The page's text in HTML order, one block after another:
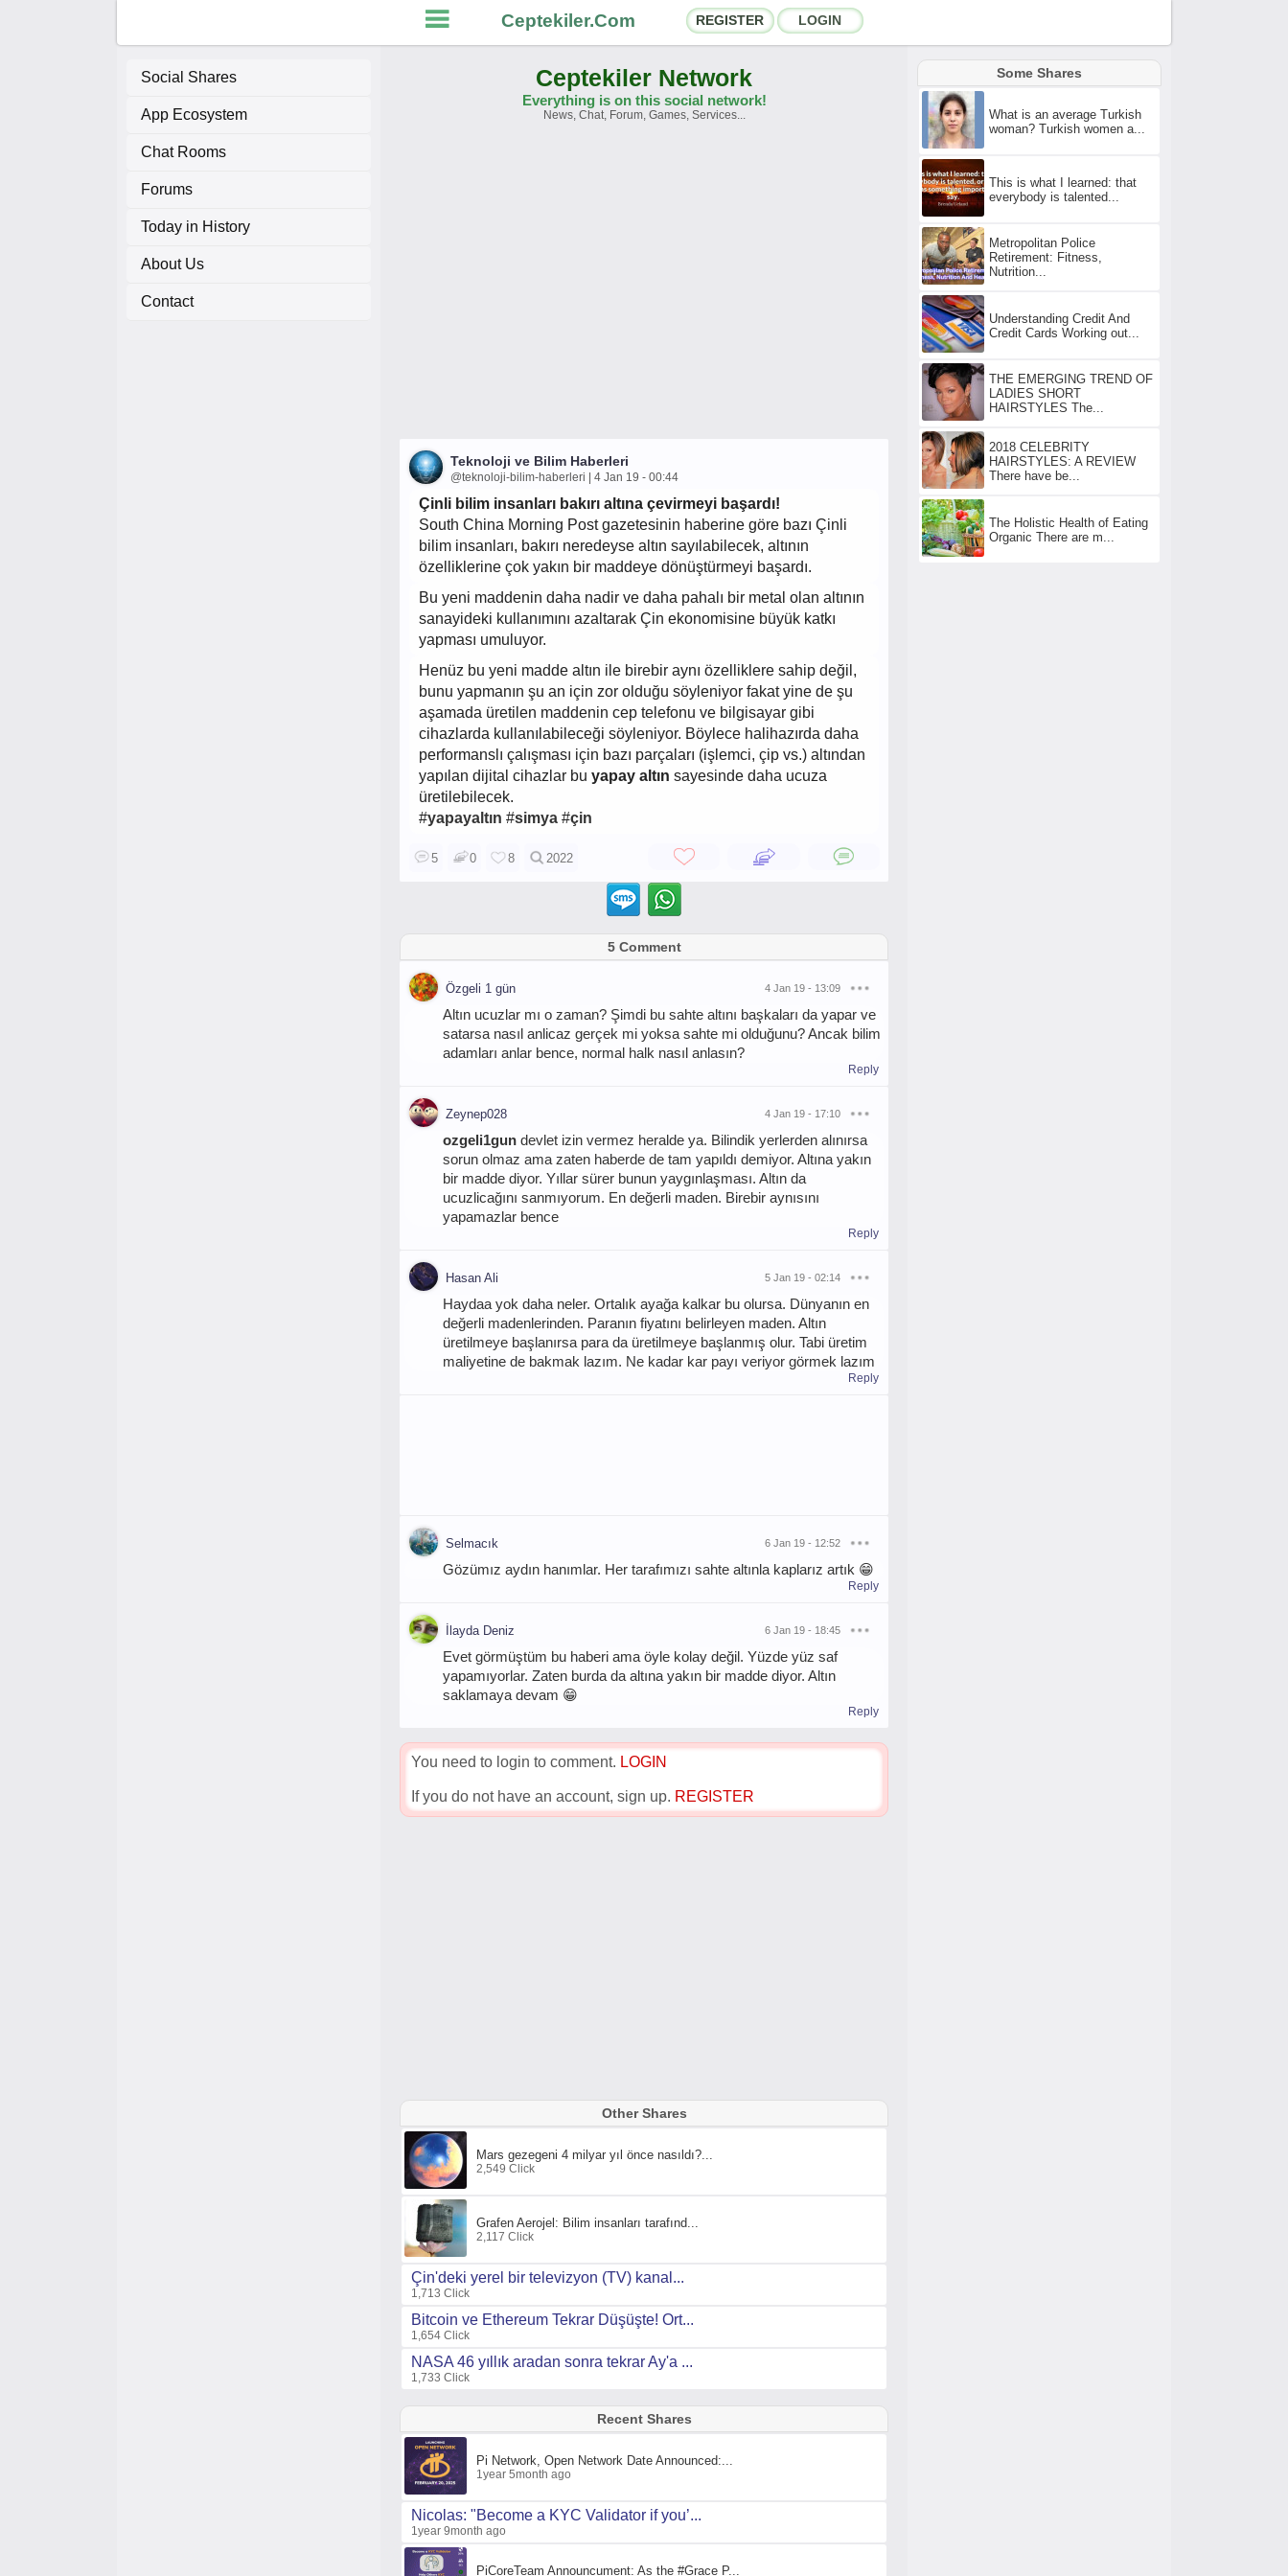
Ceptekiler.Com REGISTER LOGIN
Social Shares
App Ecosystem
Chat Rooms
Forums
Today in History
About Us
Contact
Social Shares
Ceptekiler Network
Everything is on this social network!
News, Chat, Forum, Games, Services...
Teknoloji ve Bilim Haberleri
@teknoloji-bilim-haberleri | 4 Jan 19 - 00:44
Çinli bilim insanları bakırı altına çevirmeyi başardı!
South China Morning Post gazetesinin haberine göre bazı Çinli
bilim insanları, bakırı neredeyse altın sayılabilecek, altının
özelliklerine çok yakın bir maddeye dönüştürmeyi başardı.
Bu yeni maddenin daha nadir ve daha pahalı bir metal olan altının
sanayideki kullanımını azaltarak Çin ekonomisine büyük katkı
yapması umuluyor.
Henüz bu yeni madde altın ile birebir aynı özelliklere sahip değil,
bunu yapmanın şu an için zor olduğu söyleniyor fakat yine de şu
aşamada üretilen maddenin cep telefonu ve bilgisayar gibi
cihazlarda kullanılabileceği söyleniyor. Böylece halihazırda daha
performanslı çalışması için bazı parçaları (işlemci, çip vs.) altından
yapılan dijital cihazlar bu yapay altın sayesinde daha ucuza
üretilebilecek.
#yapayaltın #simya #çin
5 0 8 2022
5 Comment
Özgeli 1 gün 4 Jan 19 - 13:09
Altın ucuzlar mı o zaman? Şimdi bu sahte altını başkaları da yapar ve
satarsa nasıl anlicaz gerçek mi yoksa sahte mi olduğunu? Ancak bilim
adamları anlar bence, normal halk nasıl anlasın?
Reply
Zeynep028 4 Jan 19 - 17:10
ozgeli1gun devlet izin vermez heralde ya. Bilindik yerlerden alınırsa
sorun olmaz ama zaten haberde de tam yapıldı demiyor. Altına yakın
bir madde diyor. Yıllar sürer bunun yaygınlaşması. Altın da
ucuzlicağını sanmıyorum. En değerli maden. Birebir aynısını
yapamazlar bence
Reply
Hasan Ali 5 Jan 19 - 02:14
Haydaa yok daha neler. Ortalık ayağa kalkar bu olursa. Dünyanın en
değerli madenlerinden. Paranın fiyatını belirleyen maden. Altın
üretilmeye başlanırsa para da üretilmeye başlanmış olur. Tabi üretim
maliyetine de bakmak lazım. Ne kadar kar payı veriyor görmek lazım
Reply
Selmacık 6 Jan 19 - 12:52
Gözümız aydın hanımlar. Her tarafımızı sahte altınla kaplarız artık 😁
Reply
İlayda Deniz 6 Jan 19 - 18:45
Evet görmüştüm bu haberi ama öyle kolay değil. Yüzde yüz saf
yapamıyorlar. Zaten burda da altına yakın bir madde diyor. Altın
saklamaya devam 😁
Reply
You need to login to comment. LOGIN
If you do not have an account, sign up. REGISTER
Other Shares
Mars gezegeni 4 milyar yıl önce nasıldı?...
2,549 Click
Grafen Aerojel: Bilim insanları tarafınd...
2,117 Click
Çin'deki yerel bir televizyon (TV) kanal...
1,713 Click
Bitcoin ve Ethereum Tekrar Düşüşte! Ort...
1,654 Click
NASA 46 yıllık aradan sonra tekrar Ay'a ...
1,733 Click
Recent Shares
Pi Network, Open Network Date Announced:...
1year 5month ago
Nicolas: "Become a KYC Validator if you’...
1year 9month ago
PiCoreTeam Announcument: As the #Grace P...
Some Shares
What is an average Turkish
woman? Turkish women a...
This is what I learned: that
everybody is talented...
Metropolitan Police
Retirement: Fitness,
Nutrition...
Understanding Credit And
Credit Cards Working out...
THE EMERGING TREND OF
LADIES SHORT
HAIRSTYLES The...
2018 CELEBRITY
HAIRSTYLES: A REVIEW
There have be...
The Holistic Health of Eating
Organic There are m...